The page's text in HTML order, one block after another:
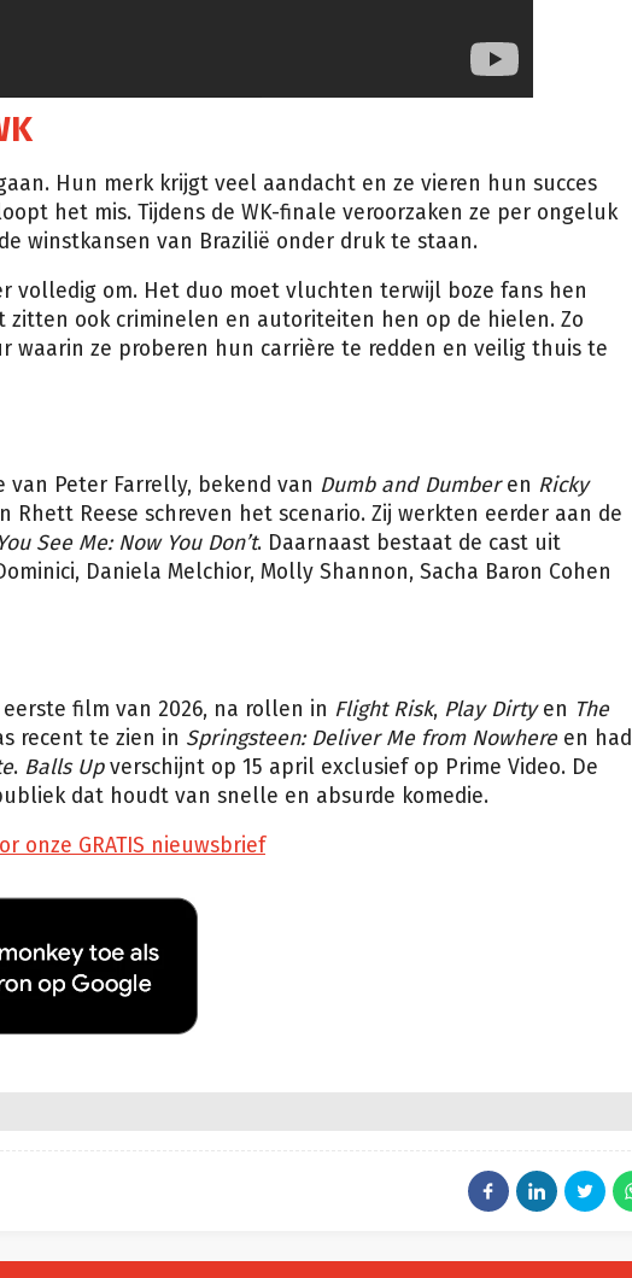
Hun merk krijgt veel aandacht en ze vieren hun succes
het mis. Tijdens de WK-finale veroorzaken ze per ongeluk
winstkansen van Brazilië onder druk te staan.
volledig om. Het duo moet vluchten terwijl boze fans hen
zitten ook criminelen en autoriteiten hen op de hielen. Zo
waarin ze proberen hun carrière te redden en veilig thuis te
van Peter Farrelly, bekend van Dumb and Dumberen Ricky
Rhett Reese schreven het scenario. Zij werkten eerder aan de
See Me: Now You Don’t. Daarnaast bestaat de cast uit
Daniela Melchior, Molly Shannon, Sacha Baron Cohen
film van 2026, na rollen in Flight Risk, Play Dirtyen The
recent te zien in Springsteen: Deliver Me from Nowhereen had
. Balls Upverschijnt op 15 april exclusief op Prime Video. De
dat houdt van snelle en absurde komedie.
onze GRATIS nieuwsbrief